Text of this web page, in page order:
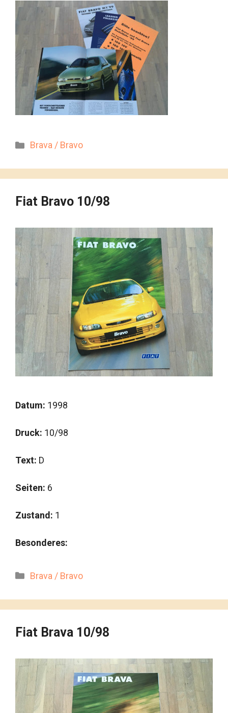
Kategorien
Brava / Bravo
Fiat Bravo 10/98
Datum: 1998
Druck: 10/98
Text: D
Seiten: 6
Zustand: 1
Besonderes:
Kategorien
Brava / Bravo
Fiat Brava 10/98